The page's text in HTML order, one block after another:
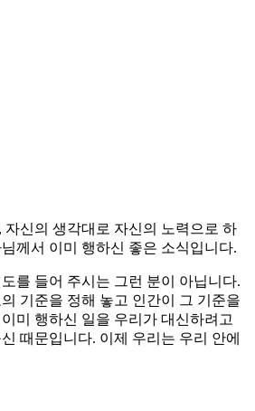
신의 생각대로 자신의 노력으로 하
께서 이미 행하신 좋은 소식입니다.
를 들어 주시는 그런 분이 아닙니다.
기준을 정해 놓고 인간이 그 기준을
미 행하신 일을 우리가 대신하려고
때문입니다. 이제 우리는 우리 안에